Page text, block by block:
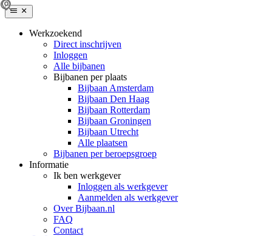
Werkzoekend
Direct inschrijven
Inloggen
Alle bijbanen
Bijbanen per plaats
Bijbaan Amsterdam
Bijbaan Den Haag
Bijbaan Rotterdam
Bijbaan Groningen
Bijbaan Utrecht
Alle plaatsen
Bijbanen per beroepsgroep
Informatie
Ik ben werkgever
Inloggen als werkgever
Aanmelden als werkgever
Over Bijbaan.nl
FAQ
Contact